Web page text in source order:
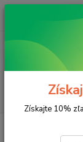
(Po-Pia, 8-17 hod.)
Získajte 10%